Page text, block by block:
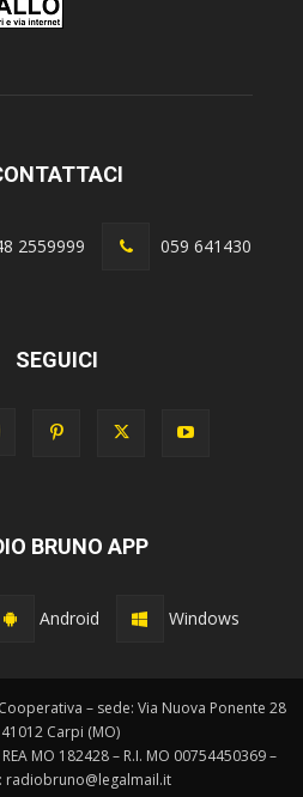
2559999 059 641430
SEGUICI
BRUNO APP
Android Windows
– sede: Via Nuova Ponente 28
Carpi (MO)
MO 182428 – R.I. MO 00754450369 –
radiobruno@legalmail.it